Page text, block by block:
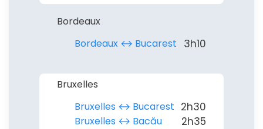
Bordeaux
Bordeaux ↔︎ Bucarest
3h10
Bruxelles
Bruxelles ↔︎ Bucarest 2h30
Bruxelles ↔︎ Bacău 2h35
confidentialité.